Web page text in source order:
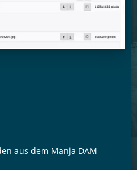
aus dem Manja DAM